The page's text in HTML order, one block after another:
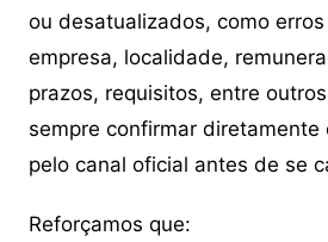
ou desatualizados, como
empresa, localidade,
prazos, requisitos, entre
sempre confirmar diretamente
pelo canal oficial antes de se
Reforçamos que: